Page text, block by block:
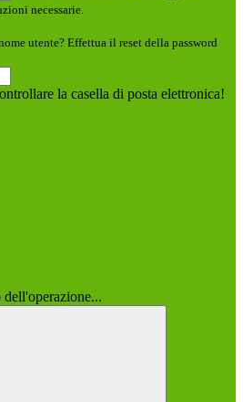
necessarie.
utente? Effettua il reset della password
la casella di posta elettronica!